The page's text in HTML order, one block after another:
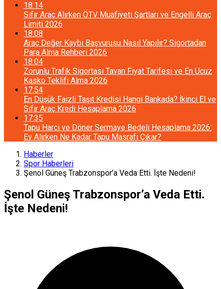
18:14
Sıfır Araç Alırken ÖTV Muafiyeti Şartları ve Engelli Araç
Limiti 2026
18:08
Araç Değer Kaybı Başvurusu Nasıl Yapılır? Sigortadan
Para Alma Rehberi 2026
18:04
Zorunlu Trafik Sigortası Tavan Fiyat Tarifesi ve En Ucuz
Kasko Teklifi Alma 2026
17:54
En Düşük Faizli Taşıt Kredisi Hangi Bankada? İkinci El ve
Sıfır Araç Kredi Hesaplama 2026
17:35
Tapu Harcı ve Döner Sermaye Bedeli Hesaplama 2026:
Ev Alırken Ne Kadar Tapu Masrafı Çıkar?
Haberler
Spor Haberleri
Şenol Güneş Trabzonspor’a Veda Etti. İşte Nedeni!
Şenol Güneş Trabzonspor’a Veda Etti.
İşte Nedeni!